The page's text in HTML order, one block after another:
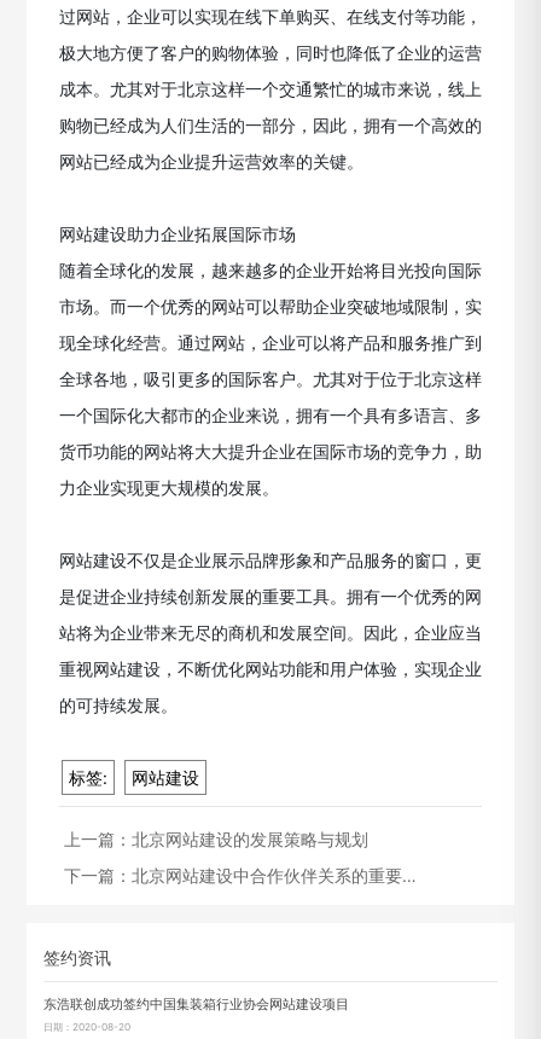
过网站，企业可以实现在线下单购买、在线支付等功能，
极大地方便了客户的购物体验，同时也降低了企业的运营
成本。尤其对于北京这样一个交通繁忙的城市来说，线上
购物已经成为人们生活的一部分，因此，拥有一个高效的
网站已经成为企业提升运营效率的关键。
网站建设助力企业拓展国际市场
随着全球化的发展，越来越多的企业开始将目光投向国际
市场。而一个优秀的网站可以帮助企业突破地域限制，实
现全球化经营。通过网站，企业可以将产品和服务推广到
全球各地，吸引更多的国际客户。尤其对于位于北京这样
一个国际化大都市的企业来说，拥有一个具有多语言、多
货币功能的网站将大大提升企业在国际市场的竞争力，助
力企业实现更大规模的发展。
网站建设不仅是企业展示品牌形象和产品服务的窗口，更
是促进企业持续创新发展的重要工具。拥有一个优秀的网
站将为企业带来无尽的商机和发展空间。因此，企业应当
重视网站建设，不断优化网站功能和用户体验，实现企业
的可持续发展。
标签: 网站建设
上一篇： 北京网站建设的发展策略与规划
下一篇： 北京网站建设中合作伙伴关系的重要…
签约资讯
东浩联创成功签约中国集装箱行业协会网站建设项目
日期：2020-08-20